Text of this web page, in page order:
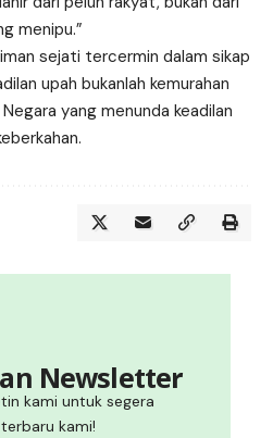
menipu.”
sejati tercermin dalam sikap
upah bukanlah kemurahan
yang menunda keadilan
Newsletter
kami untuk segera
kami!